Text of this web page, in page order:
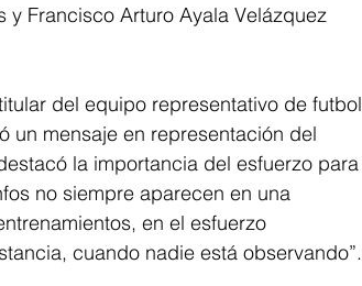
y Francisco Arturo Ayala Velázquez
del equipo representativo de futbol
un mensaje en representación del
la importancia del esfuerzo para
no siempre aparecen en una
en el esfuerzo
cuando nadie está observando”.